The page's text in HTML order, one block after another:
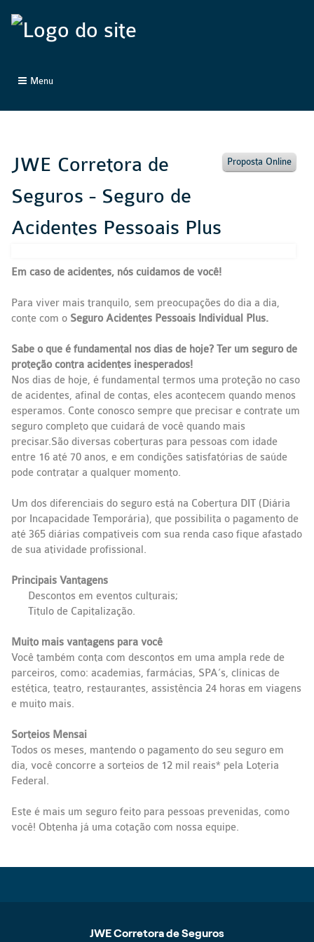
Menu
Proposta Online
JWE Corretora de
Seguros - Seguro de
Acidentes Pessoais Plus
Em caso de acidentes, nós cuidamos de você!
Para viver mais tranquilo, sem preocupações do dia a dia,
conte com o Seguro Acidentes Pessoais Individual Plus.
Sabe o que é fundamental nos dias de hoje? Ter um seguro de
proteção contra acidentes inesperados!
Nos dias de hoje, é fundamental termos uma proteção no caso
de acidentes, afinal de contas, eles acontecem quando menos
esperamos. Conte conosco sempre que precisar e contrate um
seguro completo que cuidará de você quando mais
precisar.São diversas coberturas para pessoas com idade
entre 16 até 70 anos, e em condições satisfatórias de saúde
pode contratar a qualquer momento.
Um dos diferenciais do seguro está na Cobertura DIT (Diária
por Incapacidade Temporária), que possibilita o pagamento de
até 365 diárias compatíveis com sua renda caso fique afastado
de sua atividade profissional.
Principais Vantagens
Descontos em eventos culturais;
Titulo de Capitalização.
Muito mais vantagens para você
Você também conta com descontos em uma ampla rede de
parceiros, como: academias, farmácias, SPA’s, clínicas de
estética, teatro, restaurantes, assistência 24 horas em viagens
e muito mais.
Sorteios Mensai
Todos os meses, mantendo o pagamento do seu seguro em
dia, você concorre a sorteios de 12 mil reais* pela Loteria
Federal.
Este é mais um seguro feito para pessoas prevenidas, como
você! Obtenha já uma cotação com nossa equipe.
JWE Corretora de Seguros